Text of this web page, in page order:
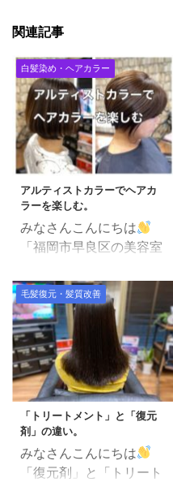
関連記事
白髪染め・ヘアカラー
アルティストカラーでヘアカ
ラーを楽しむ。
みなさんこんにちは
「福岡市早良区の美容室
す。 発売されたばかり
の資生堂アルティストカ
ラーの紹介です。 すでに
お客様にカラーリングし
てとても喜ばれていま
す。 仕上がりの質感、
艶、発色、色味がとても
いい感じです。 デザイン
カラーとしても、白髪染
めとしても幅広く使えま
毛髪復元・髪質改善
「トリートメント」と「復元
剤」の違い。
みなさんこんにちは
「復元剤」と「トリート